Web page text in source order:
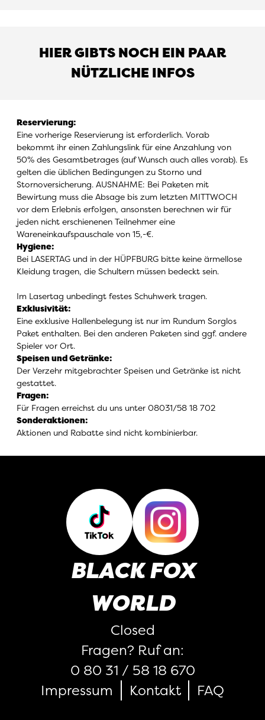
HIER GIBTS NOCH EIN PAAR
NÜTZLICHE INFOS
Reservierung:
Eine vorherige Reservierung ist erforderlich. Vorab
bekommt ihr einen Zahlungslink für eine Anzahlung von
50% des Gesamtbetrages (auf Wunsch auch alles vorab). Es
gelten die üblichen Bedingungen zu Storno und
Stornoversicherung. AUSNAHME: Bei Paketen mit
Bewirtung muss die Absage bis zum letzten MITTWOCH
vor dem Erlebnis erfolgen, ansonsten berechnen wir für
jeden nicht erschienenen Teilnehmer eine
Wareneinkaufspauschale von 15,-€.
Hygiene:
Bei LASERTAG und in der HÜPFBURG bitte keine ärmellose
Kleidung tragen, die Schultern müssen bedeckt sein.
Im Lasertag unbedingt festes Schuhwerk tragen.
Exklusivität:
Eine exklusive Hallenbelegung ist nur im Rundum Sorglos
Paket enthalten. Bei den anderen Paketen sind ggf. andere
Spieler vor Ort.
Speisen und Getränke:
Der Verzehr mitgebrachter Speisen und Getränke ist nicht
gestattet.
Fragen:
Für Fragen erreichst du uns unter 08031/58 18 702
Sonderaktionen:
Aktionen und Rabatte sind nicht kombinierbar.
BLACK FOX
WORLD
Closed
Fragen? Ruf an:
0 80 31 / 58 18 670
Impressum
Kontakt FAQ